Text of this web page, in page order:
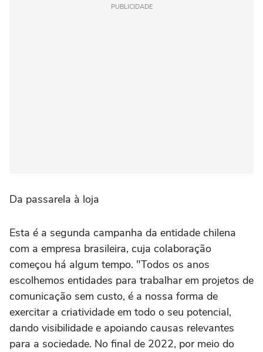
PUBLICIDADE
Da passarela à loja
Esta é a segunda campanha da entidade chilena
com a empresa brasileira, cuja colaboração
começou há algum tempo. "Todos os anos
escolhemos entidades para trabalhar em projetos de
comunicação sem custo, é a nossa forma de
exercitar a criatividade em todo o seu potencial,
dando visibilidade e apoiando causas relevantes
para a sociedade. No final de 2022, por meio do